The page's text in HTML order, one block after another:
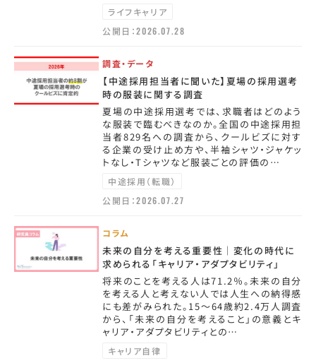
ライフキャリア
公開日：2026.07.28
調査・データ
【中途採用担当者に聞いた】夏場の採用選考
時の服装に関する調査
夏場の中途採用選考では、求職者はどのよう
な服装で臨むべきなのか。全国の中途採用担
当者829名への調査から、クールビズに対す
る企業の受け止め方や、半袖シャツ・ジャケッ
トなし・Tシャツなど服装ごとの評価の…
中途採用（転職）
公開日：2026.07.27
コラム
未来の自分を考える重要性｜変化の時代に
求められる「キャリア・アダプタビリティ」
将来のことを考える人は71.2％。未来の自分
を考える人と考えない人では人生への納得感
にも差がみられた。15～64歳約2.4万人調査
から、「未来の自分を考えること」の意義とキ
ャリア・アダプタビリティとの…
キャリア自律